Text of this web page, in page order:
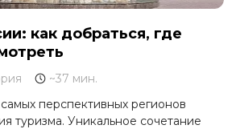
как добраться, где
~37 мин.
перспективных регионов
туризма. Уникальное сочетание